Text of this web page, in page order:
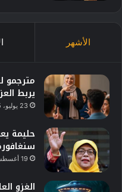
الأشهر
مترجمو
يربط
23 يوليو، 2025
حليمة
19 أغسطس، 2025
الغزو